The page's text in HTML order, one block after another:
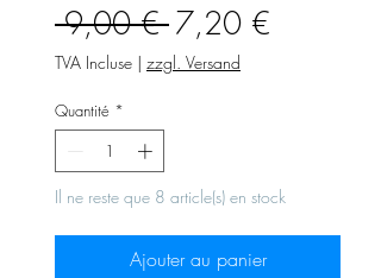
9,00 € Prix
original
7,20 €
TVA Incluse | zzgl. Versand
Quantité *
Il ne reste que 8 article(s) en stock
Ajouter au panier